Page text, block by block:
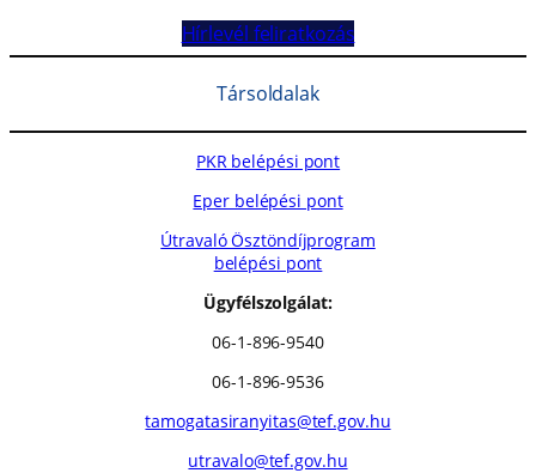
Hírlevél feliratkozás
Társoldalak
PKR belépési pont
Eper belépési pont
Útravaló Ösztöndíjprogram
belépési pont
Ügyfélszolgálat:
06-1-896-9540
06-1-896-9536
tamogatasiranyitas@tef.gov.hu
utravalo@tef.gov.hu